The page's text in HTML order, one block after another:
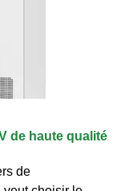
de haute qualité
de